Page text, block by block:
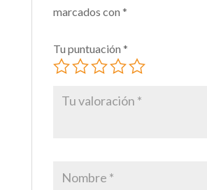
marcados con *
Tu puntuación *